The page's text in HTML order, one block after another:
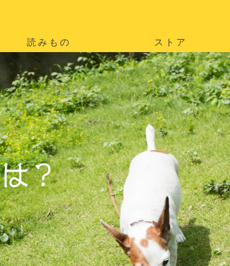
読みもの ストア